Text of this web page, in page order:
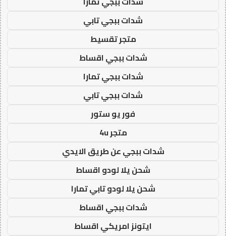
شدات ببجي تابي
متجر تقسيط
شدات ببجي اقساط
شدات ببجي تمارا
شدات ببجي تابي
فور يو ستور
متجر 4u
شدات ببجي عن طريق الايدي
شحن يلا لودو اقساط
شحن يلا لودو تابي تمارا
شدات ببجي اقساط
ايتونز امريكي اقساط